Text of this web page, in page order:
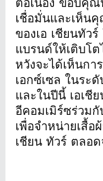
เชื่อมั่นและเห็น
ของเอ เชียนทัว
แบรนด์ให้เติบโ
หวังจะได้เห็นก
เอกซ์เซล ในระ
และในปีนี้ เอเชี
อีคอมเมิร์ซร่วม
เพื่อจำหน่ายเสื้
เชียน ทัวร์ ตลอ